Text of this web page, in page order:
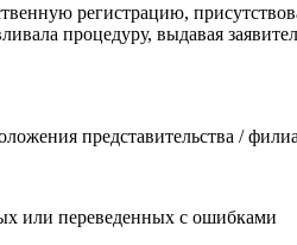
регистрацию,
процедуру, выдавая
представительства /
или переведенных с ошибками